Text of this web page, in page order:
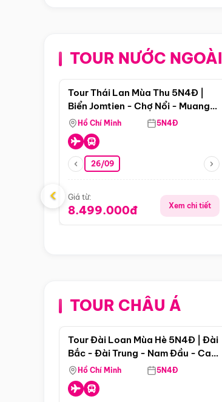
TOUR NƯỚC NGOÀI
Điểm nổi bật
Tour Thái Lan Mùa Thu 5N4Đ |
Biển Jomtien - Chợ Nổi - Muang
Boran - Suanthai
Hồ Chí Minh 5N4Đ
26/09
Giá từ:
8.499.000đ Xem chi tiết
‹
TOUR CHÂU ÁĐiểm nổi bật
Tour Đài Loan Mùa Hè 5N4Đ | Đài
Bắc - Đài Trung - Nam Đầu - Cao
Hùng ( Bay Vn)
Hồ Chí Minh 5N4Đ